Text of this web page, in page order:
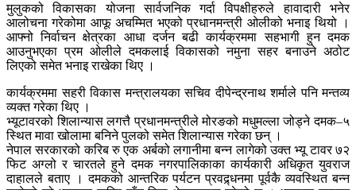
मुलुकको विकासका योजना सार्वजनिक गर्दा विपक्षीहरुले हावादारी भनेर
आलोचना गरेकोमा आफू अचम्मित भएको प्रधानमन्त्री ओलीको भनाइ थियो ।
आफ्नो निर्वाचन क्षेत्रका आधा दर्जन बढी कार्यक्रममा सहभागी हुन दमक
आउनुभएका प्रम ओलीले दमकलाई विकासको नमुना सहर बनाउने अठोट
लिएको समेत भनाइ राखेका थिए ।
कार्यक्रममा सहरी विकास मन्त्रालयका सचिव दीपेन्द्रनाथ शर्माले पनि मन्तव्य
व्यक्त गरेका थिए ।
भ्यूटावरको शिलान्यास लगत्तै प्रधानमन्त्रीले मोरङको मधुमल्ला जोड्ने दमक–५
स्थित मावा खोलामा बनिने पुलको समेत शिलान्यास गरेका छन् ।
नेपाल सरकारको करिब रु एक अर्बको लगानीमा बन्न लागेको उक्त भ्यू टावर ७२
फिट अग्लो र चारतले हुने दमक नगरपालिकाका कार्यकारी अधिकृत युवराज
दाहालले बताए । दमकको आन्तरिक पर्यटन प्रवद्र्धनमा पूर्वकै व्यवस्थित बन्न